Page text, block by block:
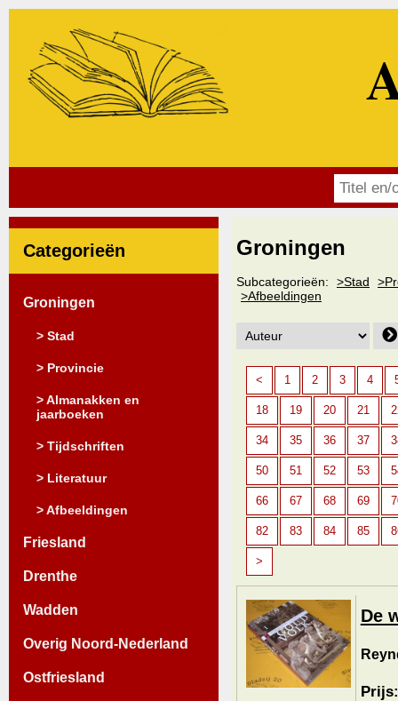
Categorieën
Groningen
> Stad
> Provincie
> Almanakken en
jaarboeken
> Tijdschriften
> Literatuur
> Afbeeldingen
Friesland
Drenthe
Wadden
Overig Noord-Nederland
Ostfriesland
Groningen
Subcategorieën: >Stad
>Afbeeldingen
< 1 2 3 4
18 19 20 21
34 35 36 37
50 51 52 53
66 67 68 69
82 83 84 85
>
De